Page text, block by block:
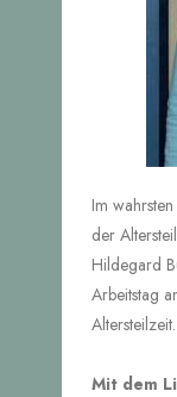
Im
der
Hildegard
Arbeitstag
Altersteilzeit.
Mit dem